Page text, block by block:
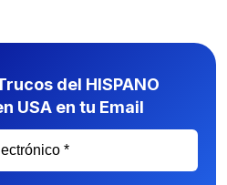
del HISPANO
USA en tu Email